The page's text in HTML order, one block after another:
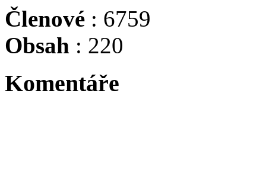
Členové : 6759
Obsah : 220
Komentáře